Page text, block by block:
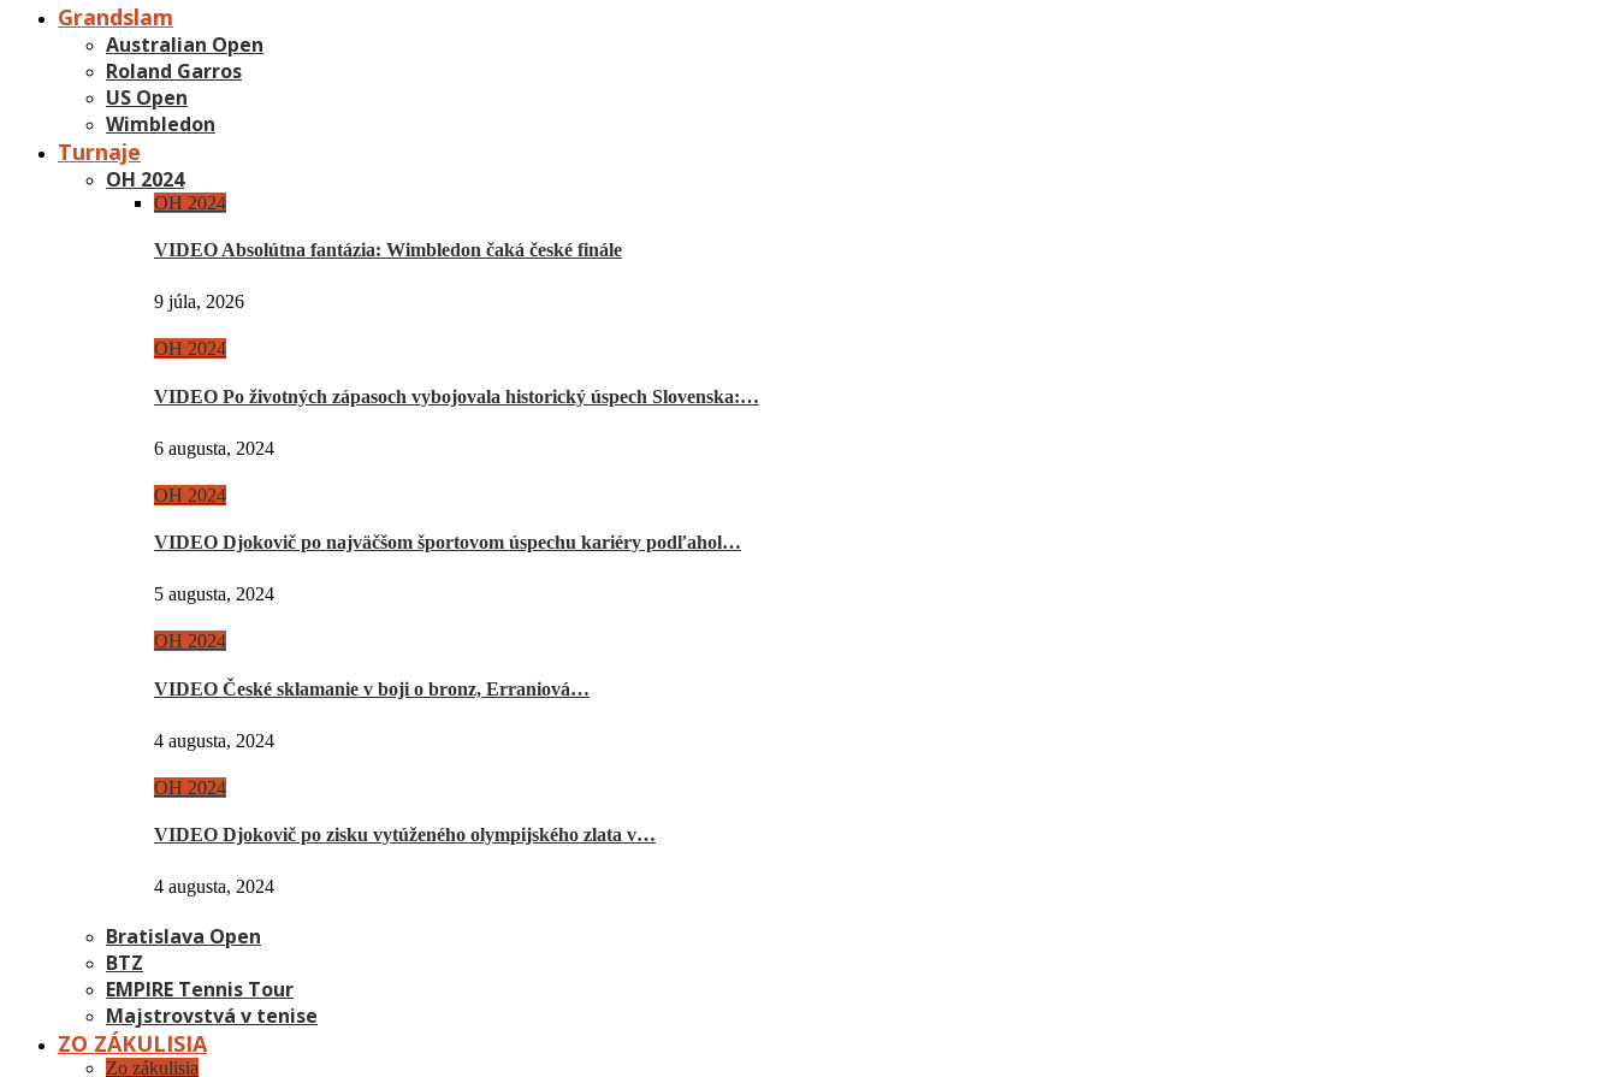
Grandslam
Australian Open
Roland Garros
US Open
Wimbledon
Turnaje
OH 2024
OH 2024
VIDEO Absolútna fantázia: Wimbledon čaká české finále
9 júla, 2026
OH 2024
VIDEO Po životných zápasoch vybojovala historický úspech Slovenska:…
6 augusta, 2024
OH 2024
VIDEO Djokovič po najväčšom športovom úspechu kariéry podľahol…
5 augusta, 2024
OH 2024
VIDEO České sklamanie v boji o bronz, Erraniová…
4 augusta, 2024
OH 2024
VIDEO Djokovič po zisku vytúženého olympijského zlata v…
4 augusta, 2024
Bratislava Open
BTZ
EMPIRE Tennis Tour
Majstrovstvá v tenise
ZO ZÁKULISIA
Zo zákulisia